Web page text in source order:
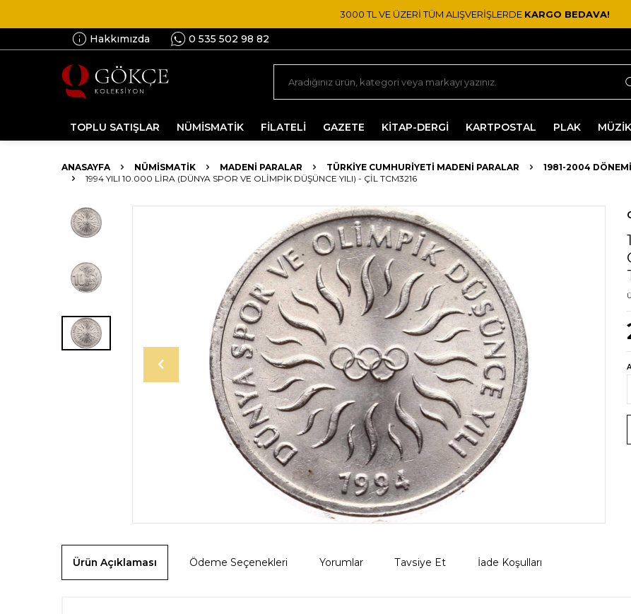
3000 TL VE ÜZERİ TÜM ALIŞVERİŞLERDE KARGO BEDAVA!
Hakkımızda 0 535 502 98 82
TOPLU SATIŞLAR NÜMİSMATİK FİLATELİ GAZETE KİTAP-DERGİ KARTPOSTAL PLAK
ANASAYFA NÜMİSMATİK MADENI PARALAR TÜRKIYE CUMHURIYETI MADENI PARALAR 1981-2004 DÖNEMI
1994 YILI 10.000 LIRA (DÜNYA SPOR VE OLIMPIK DÜŞÜNCE YILI) - ÇİL TCM3216
Ürün Açıklaması Ödeme Seçenekleri Yorumlar Tavsiye Et İade Koşulları